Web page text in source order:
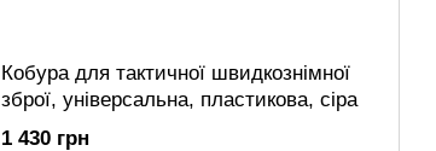
Кобура для тактичної швидкознімної
зброї, універсальна, пластикова, сіра
1 430 грн